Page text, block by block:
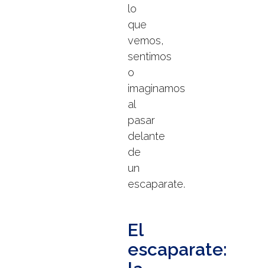
lo
que
vemos,
sentimos
o
imaginamos
al
pasar
delante
de
un
escaparate.
El
escaparate: